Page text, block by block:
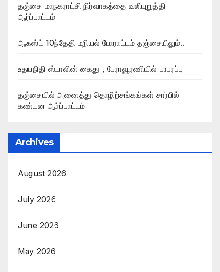
தஞ்சை மாநகராட்சி நிர்வாகத்தை வலியுறுத்தி
ஆர்ப்பாட்டம்
ஆகஸ்ட் 10ந்தேதி மறியல் போராட்டம் தஞ்சையிலும்..
உதயநிதி ஸ்டாலின் கைது , பேராவூரணியில் பரபரப்பு
தஞ்சையில் அனைத்து தொழிற்சங்கங்கள் சார்பில்
கண்டன ஆர்ப்பாட்டம்
Archives
August 2026
July 2026
June 2026
May 2026